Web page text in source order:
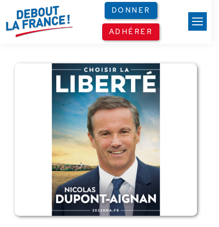
DONNER
ADHÉRER
Panneau de gestion des cookies